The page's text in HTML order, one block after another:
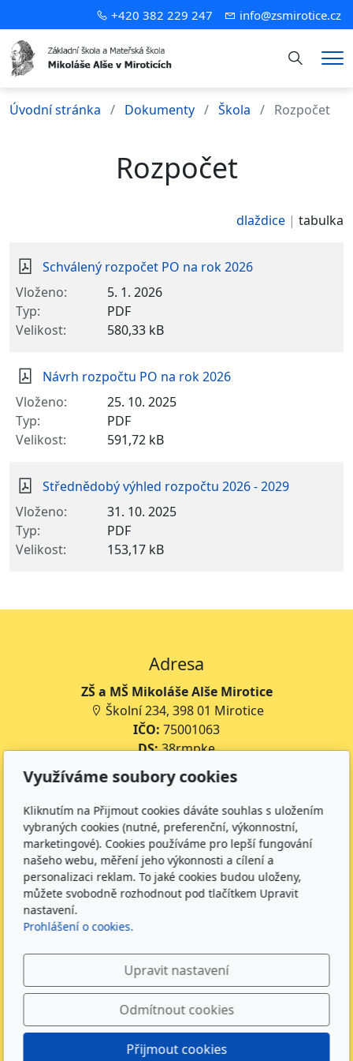
+420 382 229 247 info@zsmirotice.cz
Hledání
Úvodní stránka Dokumenty Škola Rozpočet
Rozpočet
dlaždice tabulka
Schválený rozpočet PO na rok 2026
5. 1. 2026
PDF
580,33 kB
Návrh rozpočtu PO na rok 2026
25. 10. 2025
PDF
591,72 kB
Střednědobý výhled rozpočtu 2026 - 2029
31. 10. 2025
PDF
153,17 kB
Adresa
ZŠ a MŠ Mikoláše Alše Mirotice
Školní 234, 398 01 Mirotice
IČO: 75001063
DS:38rmpke
Číslo účtu školy:
35-643227399/0800
Číslo účtu jídelny:643227399/0800
Kontakt
+420 734 316 620 - Ředitel školy
+420 733 539 322 - Zástupce ředitele pro předškolní
vzdělávání
+420 733 539 324 - Školní jídelna
Sledujte nás
Využíváme soubory cookies
Kliknutím na Přijmout cookies dáváte souhlas s uložením
vybraných cookies (nutné, preferenční, výkonnostní,
marketingové). Cookies používáme pro lepší fungování
našeho webu, měření jeho výkonnosti a cílení a
personalizaci reklam. To jaké cookies budou uloženy,
můžete svobodně rozhodnout pod tlačítkem Upravit
nastavení.
Prohlášení o cookies.
Upravit nastavení
Odmítnout cookies
Přijmout cookies